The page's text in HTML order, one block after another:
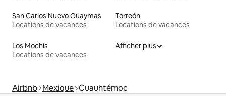
San Carlos Nuevo Guaymas
Locations de vacances
Torreón
Locations de vacances
Los Mochis
Locations de vacances
Afficher plus
Airbnb Mexique Cuauhtémoc